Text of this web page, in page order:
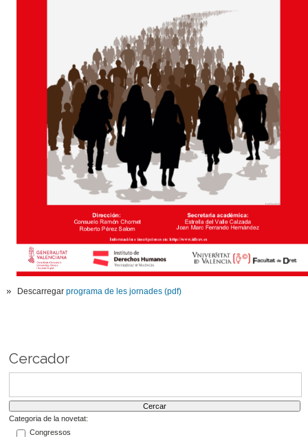
Descarregarprograma de les jornades (pdf)
Cercador
Categoria de la novetat:
Congressos